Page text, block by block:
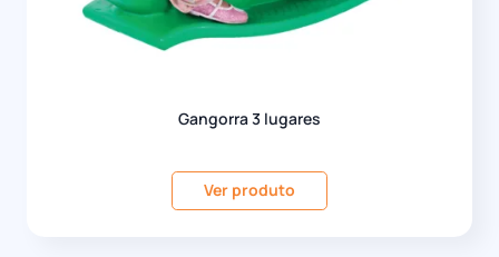
Gangorra 3 lugares
Ver produto